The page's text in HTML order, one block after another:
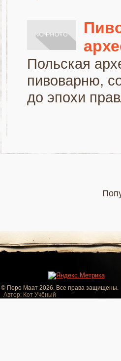
Польская
пивоварню,
до эпохи
© Перо Маат 2026. Все права защищены.
Автор: Кот Учёный